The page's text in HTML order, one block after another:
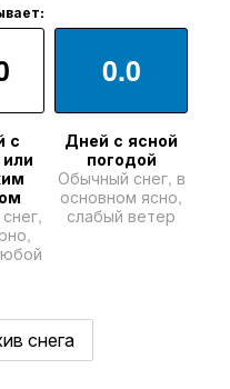
с
0.0
Дней с ясной
погодой
Обычный снег, в
основном ясно,
слабый ветер
снега